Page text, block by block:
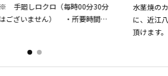
※ 手廻しロクロ（毎時00分30分
ございません） ・所要時間
水茎焼の
に、近江
頂けます